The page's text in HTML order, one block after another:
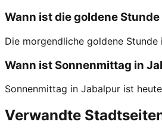
Wann ist die goldene
Die morgendliche goldene
Wann ist Sonnenmittag in
Sonnenmittag in Jabalpur ist
Verwandte